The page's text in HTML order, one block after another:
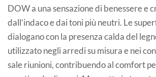
DOW a una sensazione di benessere e
dall’indaco e dai toni più neutri. Le
dialogano con la presenza calda del
utilizzato negli arredi su misura e nei
sale riunioni, contribuendo al comfort